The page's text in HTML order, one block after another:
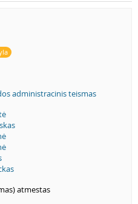
administracinis teismas
atmestas